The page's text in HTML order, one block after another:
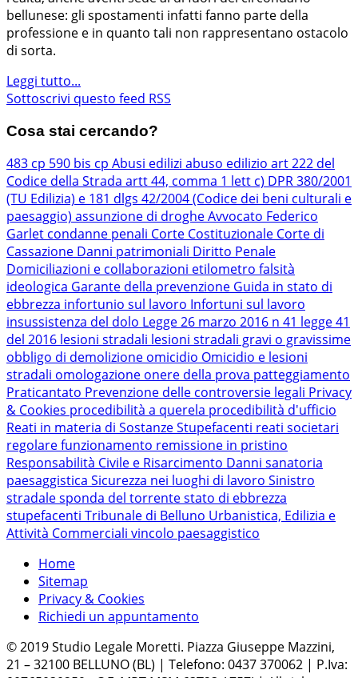
bellunese: gli spostamenti infatti fanno parte della
professione e in quanto tali non rappresentano ostacolo
di sorta.
Leggi tutto...
Sottoscrivi questo feed RSS
Cosa stai cercando?
483 cp 590 bis cp Abusi edilizi abuso edilizio art 222 del
Codice della Strada artt 44, comma 1 lett c) DPR 380/2001
(TU Edilizia) e 181 dlgs 42/2004 (Codice dei beni culturali e
paesaggio) assunzione di drogheAvvocato Federico
Garlet condanne penali Corte Costituzionale Corte di
Cassazione Danni patrimoniali Diritto Penale
Domiciliazioni e collaborazioni etilometro falsità
ideologica Garante della prevenzione Guida in stato di
ebbrezza infortunio sul lavoro Infortuni sul lavoro
insussistenza del dolo Legge 26 marzo 2016 n 41 legge 41
del 2016 lesioni stradali lesioni stradali gravi o gravissime
obbligo di demolizione omicidio Omicidio e lesioni
stradali omologazione onere della prova patteggiamento
Praticantato Prevenzione delle controversie legali Privacy
& Cookies procedibilità a querela procedibilità d'ufficio
Reati in materia di Sostanze Stupefacenti reati societari
regolare funzionamento remissione in pristino
Responsabilità Civile e Risarcimento Danni sanatoria
paesaggistica Sicurezza nei luoghi di lavoro Sinistro
stradalesponda del torrentestato di ebbrezza
stupefacenti Tribunale di Belluno Urbanistica, Edilizia e
Attività Commerciali vincolo paesaggistico
Home
Sitemap
Privacy & Cookies
Richiedi un appuntamento
© 2019 Studio Legale Moretti. Piazza Giuseppe Mazzini,
21 – 32100 BELLUNO (BL) | Telefono: 0437 370062 | P.Iva: